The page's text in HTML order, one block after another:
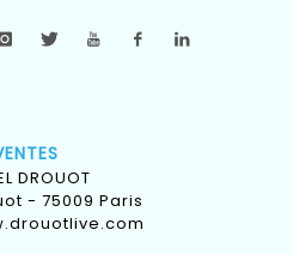
DROUOT
- 75009 Paris